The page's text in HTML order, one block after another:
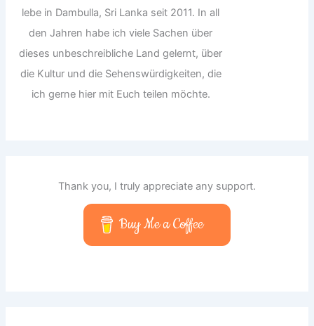
lebe in Dambulla, Sri Lanka seit 2011. In all
den Jahren habe ich viele Sachen über
dieses unbeschreibliche Land gelernt, über
die Kultur und die Sehenswürdigkeiten, die
ich gerne hier mit Euch teilen möchte.
Thank you, I truly appreciate any support.
Buy Me a Coffee